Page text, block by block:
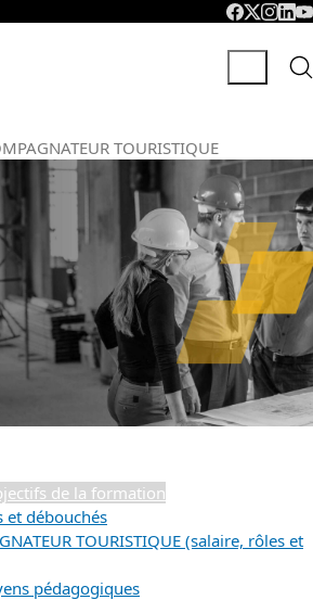
TOURISTIQUE
PRO GUIDE
de la formation
et débouchés
TOURISTIQUE (salaire, rôles et
pédagogiques